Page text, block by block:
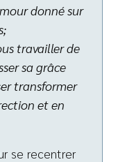
donné sur
travailler de
sa grâce
transformer
et en
se recentrer